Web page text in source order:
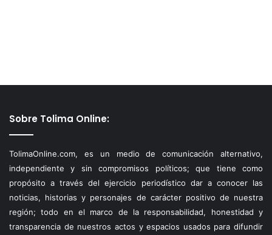
Sobre Tolima Online:
TolimaOnline.com, es un medio de comunicación alternativo,
independiente y sin compromisos políticos; que tiene como
propósito a través del ejercicio periodístico dar a conocer las
noticias, historias y personajes de carácter positivo de nuestra
región; todo en el marco de la responsabilidad, honestidad y
transparencia de nuestros actos y espacios usados para difundir